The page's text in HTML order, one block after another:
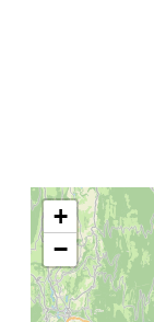
+
−